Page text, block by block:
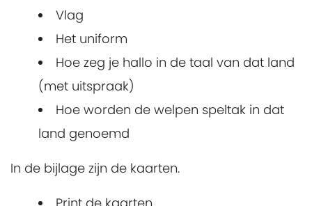
Vlag
Het uniform
Hoe zeg je hallo in de taal van dat land
(met uitspraak)
Hoe worden de welpen speltak in dat
land genoemd
In de bijlage zijn de kaarten.